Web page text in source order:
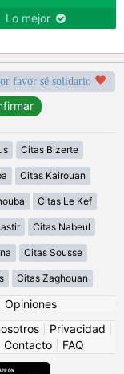
Lo mejor
favor sé solidario
Citas Bizerte
Citas Kairouan
Citas Le Kef
Citas Nabeul
Citas Sousse
Citas Zaghouan
Opiniones
Privacidad
Contacto FAQ